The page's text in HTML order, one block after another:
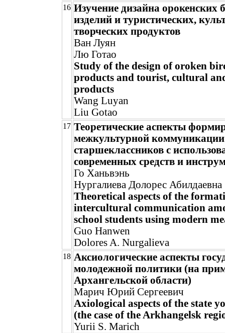
16 Изучение дизайна орокенских
изделий и туристических,
творческих продуктов
Ван Луян
Лю Готао
Study of the design of оroken
products and tourist, cultural
products
Wang Luyan
Liu Gotao
17 Теоретические аспекты
межкультурной коммуникации
старшеклассников с
современных средств и
Го Ханьвэнь
Нургалиева Долорес Абилдаевна
Theoretical aspects of the
intercultural communication
school students using modern
Guo Hanwen
Dolores A. Nurgalieva
18 Аксиологические аспекты
молодежной политики (на
Архангельской области)
Марич Юрий Сергеевич
Axiological aspects of the state
(the case of the Arkhangelsk
Yurii S. Marich